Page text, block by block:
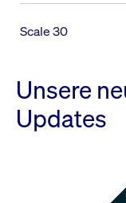
Scale 30
Unsere
Updates